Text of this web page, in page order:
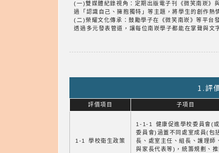
(一)雙媒體紀錄視角：定期出版電子刊《微笑南崁》
過「認識自己、擁抱獨特」等主題，將學生的創作熱
(二)榮耀文化傳承：鼓勵學子在《微笑南崁》等平台
透過多元發表管道，讓每位南崁學子都能在掌聲與文
1.評
評價項目 子項目
1-1 學校衛生政策
1-1-1 健康促進學校委員會(
委員會)涵蓋不同處室成員(包
長、處室主任、組長、護理師
與家長代表等)，統籌規劃、